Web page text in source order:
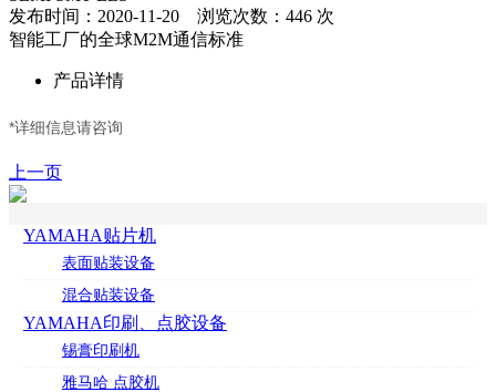
发布时间：2020-11-20 浏览次数：446 次
智能工厂的全球M2M通信标准
产品详情
*详细信息请咨询
上一页
YAMAHA贴片机
表面贴装设备
混合贴装设备
YAMAHA印刷、点胶设备
锡膏印刷机
雅马哈 点胶机